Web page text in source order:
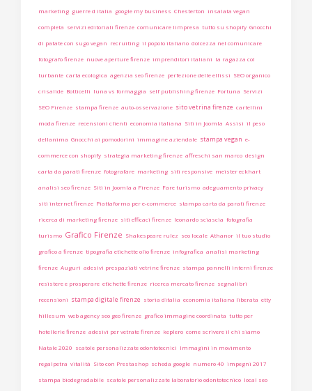
marketing guerre d italia google my business Chesterton insalata vegan
completa servizi editoriali firenze comunicare limpresa tutto su shopify Gnocchi
di patate con sugo vegan recruiting il popolo italiano dolcezza nel comunicare
fotografo firenze nuove aperture firenze imprenditori italiani la ragazza col
turbante carta ecologica agenzia seo firenze perfezione delle ellissi SEO organico
crisalide Botticelli luna vs formaggia self publishing firenze Fortuna Servizi
SEO Firenze stampa firenze auto-osservazione sito vetrina firenze cartellini
moda firenze recensioni clienti economia italiana Siti in Joomla Assisi il peso
dellanima Gnocchi ai pomodorini immagine aziendale stampa vegan e-
commerce con shopify strategia marketing firenze affreschi san marco design
carta da parati firenze fotografare marketing siti responsive meister eckhart
analisi seo firenze Siti in Joomla a Firenze Fare turismo adeguamento privacy
siti internet firenze Piattaforma per e-commerce stampa carta da parati firenze
ricerca di marketing firenze siti efficaci firenze leonardo sciascia fotografia
turismo Grafico Firenze Shakespeare rulez seo locale Athanor il tuo studio
grafico a firenze tipografia etichette olio firenze infografica analisi marketing
firenze Auguri adesivi prespaziati vetrine firenze stampa pannelli interni firenze
resistere e prosperare etichette firenze ricerca mercato firenze segnalibri
recensioni stampa digitale firenze storia ditalia economia italiana liberata etty
hillesum web agency seo geo firenze grafico immagine coordinata tutto per
hotellerie firenze adesivi per vetrate firenze keplero come scrivere il chi siamo
Natale 2020 scatole personalizzate odontotecnici Immagini in movimento
regalpetra vitalità Sito con Prestashop scheda google numero 40 impegni 2017
stampa biodegradabile scatole personalizzate laboratorio odontotecnico local seo